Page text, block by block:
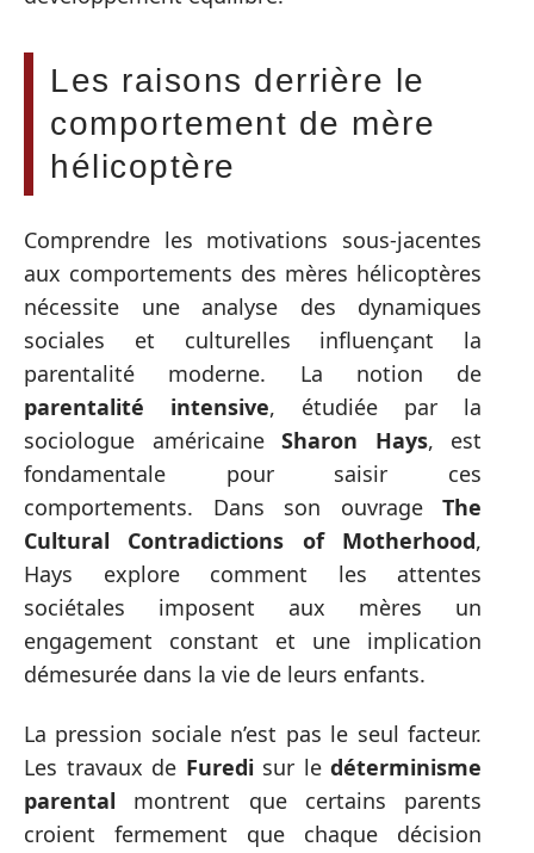
Les raisons derrière le
comportement de mère
hélicoptère
Comprendre les motivations sous-jacentes
aux comportements des mères hélicoptères
nécessite une analyse des dynamiques
sociales et culturelles influençant la
parentalité moderne. La notion de
parentalité intensive, étudiée par la
sociologue américaine Sharon Hays, est
fondamentale pour saisir ces
comportements. Dans son ouvrage The
Cultural Contradictions of Motherhood,
Hays explore comment les attentes
sociétales imposent aux mères un
engagement constant et une implication
démesurée dans la vie de leurs enfants.
La pression sociale n’est pas le seul facteur.
Les travaux de Furedi sur le déterminisme
parental montrent que certains parents
croient fermement que chaque décision